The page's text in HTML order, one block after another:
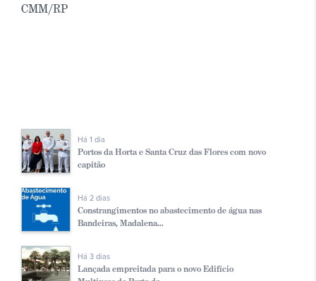
CMM/RP
Há 1 dia
Portos da Horta e Santa Cruz das Flores com novo
capitão
Há 2 dias
Constrangimentos no abastecimento de água nas
Bandeiras, Madalena...
Há 3 dias
Lançada empreitada para o novo Edifício